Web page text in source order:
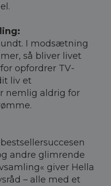
I modsætning
så bliver livet
opfordrer TV-
liv et
nemlig aldrig for
andre glimrende
giver Hella
– alle med et